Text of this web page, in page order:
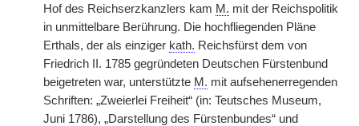
Hof des Reichserzkanzlers kam M. mit der Reichspolitik
in unmittelbare Berührung. Die hochfliegenden Pläne
Erthals, der als einziger kath. Reichsfürst dem von
Friedrich II. 1785 gegründeten Deutschen Fürstenbund
beigetreten war, unterstützte M. mit aufsehenerregenden
Schriften: „Zweierlei Freiheit“ (in: Teutsches Museum,
Juni 1786), „Darstellung des Fürstenbundes“ und